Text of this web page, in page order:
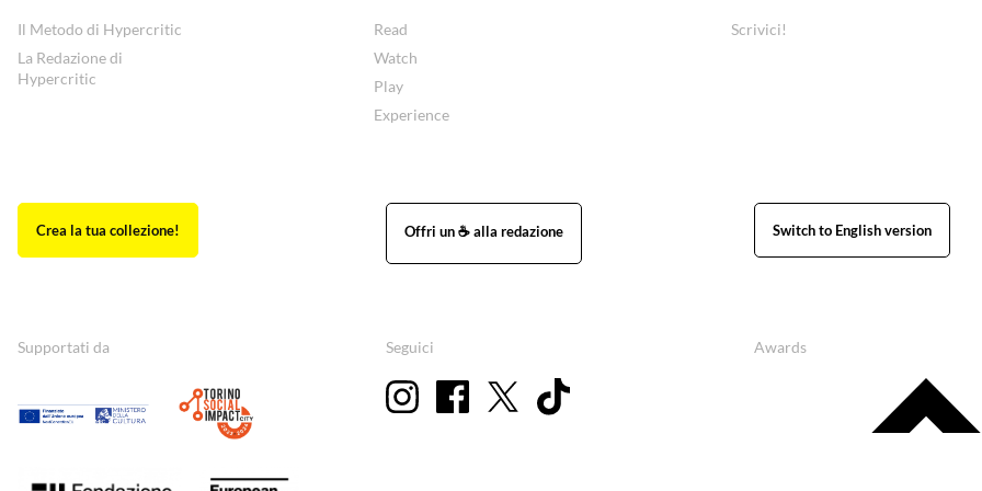
Il Metodo di Hypercritic
La Redazione di
Hypercritic
Read
Watch
Play
Experience
Scrivici!
Switch to English version
Supportati da Seguici Awards